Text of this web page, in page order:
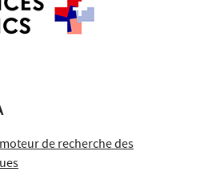
de recherche des